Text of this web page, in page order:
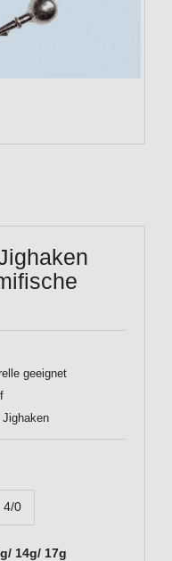
geeignet
Jighaken
4/0
14g/ 17g